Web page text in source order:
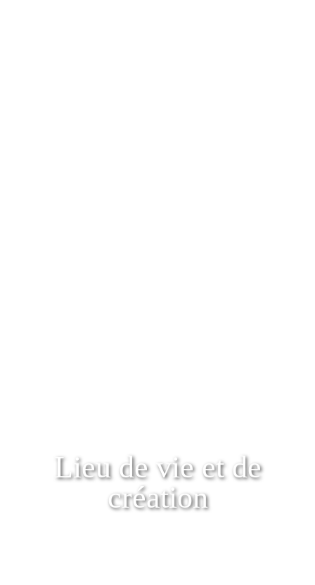
Lieu de vie et de
création